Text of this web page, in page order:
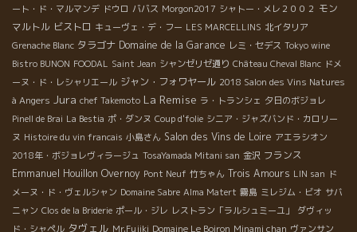
ート・ド・マルマンデ ドウロ ババス Morgon2017 シャトー・メレ２００２ モン
マルトル ビストロ キューヴェ・デ・フー LES MARCELLINS 北イタリア
Grenache Blanc タラゴナ Domaine de la Garance レミ・セデス Tokyo wine
Bistro BUNON FOODAL Saint Jean シャンゼリゼ通り Château Cheval Blanc ドメ
ーヌ・ド・レシャリエール ジャン・フォワヤール 2018 Salon des Vins Natures
à Angers Jura chef Takemoto La Remise ラ・トランシェ 夕日のボジョレ
Pinell de Brai La Bestia ポ・ダンヌ Coup d'folie シニア・ジャズバンド・カロリー
ヌ Histoire du vin francais 小島さん Salon des Vins de Loire アエラシオン
2018年・ボジョレヴィラージュ TosaYamada Mitani san 金沢 フランス
Emmanuel Houillon Overnoy Pont Neuf 竹ちゃん Trois Amours LIN san ド
メーヌ・ド・ヴェルシャン Domaine Sabre Alma Matert 霧島 ミレジム・ビオ サバ
ニャン Clos de la Briderie ポール・ジレ レストラン「ラルシュミーユ」
ダヴィッ
ド・シャペル タヴェル Mr.Fujiki Domaine Le Boiron Minami chan ヴァンサン